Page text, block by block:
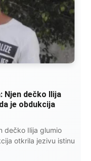
Njen dečko Ilija
je obdukcija
dečko Ilija glumio
otkrila jezivu istinu